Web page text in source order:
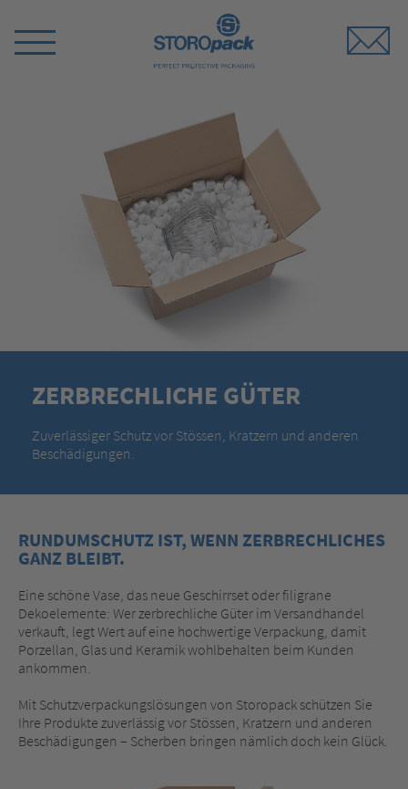
Menü
ZERBRECHLICHE GÜTER
Zuverlässiger Schutz vor Stössen, Kratzern und anderen
Beschädigungen.
RUNDUMSCHUTZ IST, WENN ZERBRECHLICHES
GANZ BLEIBT.
Eine schöne Vase, das neue Geschirrset oder filigrane
Dekoelemente: Wer zerbrechliche Güter im Versandhandel
verkauft, legt Wert auf eine hochwertige Verpackung, damit
Porzellan, Glas und Keramik wohlbehalten beim Kunden
ankommen.
Mit Schutzverpackungslösungen von Storopack schützen Sie
Ihre Produkte zuverlässig vor Stössen, Kratzern und anderen
Beschädigungen – Scherben bringen nämlich doch kein Glück.